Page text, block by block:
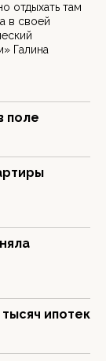
отдыхать там
в своей
Галина
поле
ипотек